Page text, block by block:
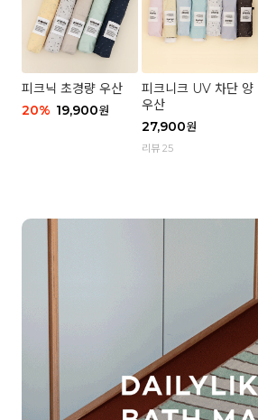
피크닉 초경량 우산
20% 19,900원
피크니크 UV 차단 양
우산
27,900원
리뷰 25